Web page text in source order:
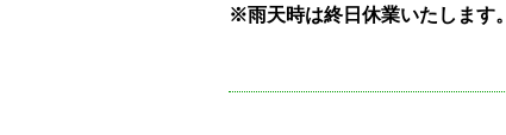
※雨天時は終日休業いたします。